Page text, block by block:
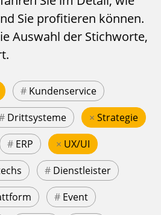
Sie profitieren können.
Auswahl der Stichworte,
# Kundenservice
Drittsysteme × Strategie
# ERP × UX/UI
# Dienstleister
# Event